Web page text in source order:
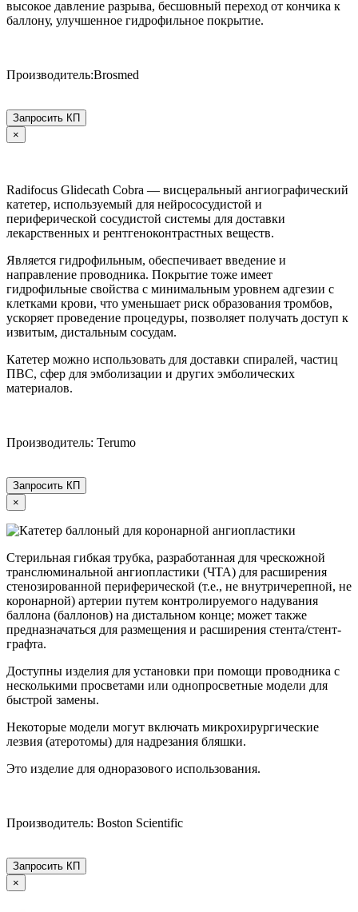
высокое давление разрыва, бесшовный переход от кончика к
баллону, улучшенное гидрофильное покрытие.
Производитель:Brosmed
Запросить КП
×
Radifocus Glidecath Cobra — висцеральный ангиографический
катетер, используемый для нейрососудистой и
периферической сосудистой системы для доставки
лекарственных и рентгеноконтрастных веществ.
Является гидрофильным, обеспечивает введение и
направление проводника. Покрытие тоже имеет
гидрофильные свойства с минимальным уровнем адгезии с
клетками крови, что уменьшает риск образования тромбов,
ускоряет проведение процедуры, позволяет получать доступ к
извитым, дистальным сосудам.
Катетер можно использовать для доставки спиралей, частиц
ПВС, сфер для эмболизации и других эмболических
материалов.
Производитель: Terumo
Запросить КП
×
Стерильная гибкая трубка, разработанная для чрескожной
транслюминальной ангиопластики (ЧТА) для расширения
стенозированной периферической (т.е., не внутричерепной, не
коронарной) артерии путем контролируемого надувания
баллона (баллонов) на дистальном конце; может также
предназначаться для размещения и расширения стента/стент-
графта.
Доступны изделия для установки при помощи проводника с
несколькими просветами или однопросветные модели для
быстрой замены.
Некоторые модели могут включать микрохирургические
лезвия (атеротомы) для надрезания бляшки.
Это изделие для одноразового использования.
Производитель: Boston Scientific
Запросить КП
×